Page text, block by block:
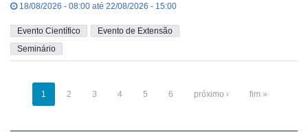
18/08/2026 - 08:00 até 22/08/2026 - 15:00
Evento Científico
Evento de Extensão
Seminário
1 2 3 4 5 6 próximo › fim »